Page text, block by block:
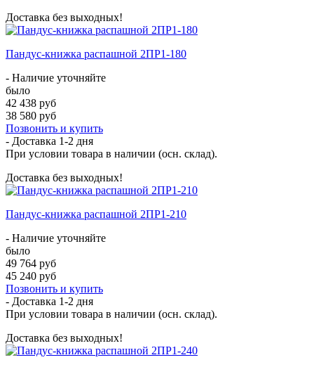
Доставка без выходных!
Пандус-книжка распашной 2ПР1-180
- Наличие уточняйте
было
42 438 руб
38 580 руб
Позвонить и купить
- Доставка 1-2 дня
При условии товара в наличии (осн. склад).
Доставка без выходных!
Пандус-книжка распашной 2ПР1-210
- Наличие уточняйте
было
49 764 руб
45 240 руб
Позвонить и купить
- Доставка 1-2 дня
При условии товара в наличии (осн. склад).
Доставка без выходных!